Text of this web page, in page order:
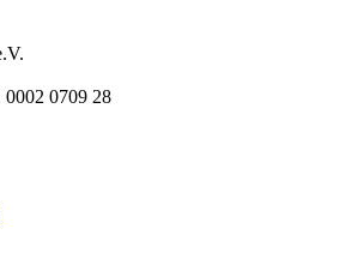
0709 28